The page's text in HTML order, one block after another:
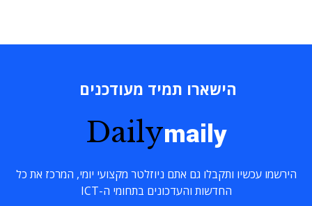
הישארו תמיד מעודכנים
Dailymaily
הירשמו עכשיו ותקבלו גם אתם ניוזלטר מקצועי יומי, המרכז את כל
החדשות והעדכונים בתחומי ה-ICT